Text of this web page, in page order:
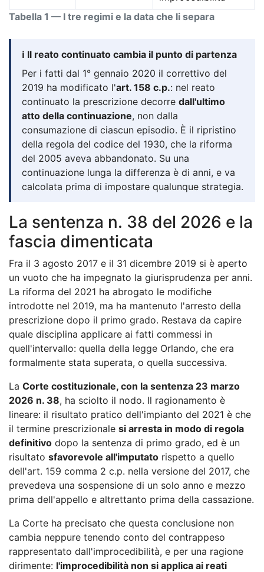
Tabella 1 — I tre regimi e la data che li separa
ℹ️ Il reato continuato cambia il punto di partenza
Per i fatti dal 1° gennaio 2020 il correttivo del
2019 ha modificato l'art. 158 c.p.: nel reato
continuato la prescrizione decorre dall'ultimo
atto della continuazione, non dalla
consumazione di ciascun episodio. È il ripristino
della regola del codice del 1930, che la riforma
del 2005 aveva abbandonato. Su una
continuazione lunga la differenza è di anni, e va
calcolata prima di impostare qualunque strategia.
La sentenza n. 38 del 2026 e la
fascia dimenticata
Fra il 3 agosto 2017 e il 31 dicembre 2019 si è aperto
un vuoto che ha impegnato la giurisprudenza per anni.
La riforma del 2021 ha abrogato le modifiche
introdotte nel 2019, ma ha mantenuto l'arresto della
prescrizione dopo il primo grado. Restava da capire
quale disciplina applicare ai fatti commessi in
quell'intervallo: quella della legge Orlando, che era
formalmente stata superata, o quella successiva.
La Corte costituzionale, con la sentenza 23 marzo
2026 n. 38, ha sciolto il nodo. Il ragionamento è
lineare: il risultato pratico dell'impianto del 2021 è che
il termine prescrizionale si arresta in modo di regola
definitivo dopo la sentenza di primo grado, ed è un
risultato sfavorevole all'imputato rispetto a quello
dell'art. 159 comma 2 c.p. nella versione del 2017, che
prevedeva una sospensione di un solo anno e mezzo
prima dell'appello e altrettanto prima della cassazione.
La Corte ha precisato che questa conclusione non
cambia neppure tenendo conto del contrappeso
rappresentato dall'improcedibilità, e per una ragione
dirimente: l'improcedibilità non si applica ai reati